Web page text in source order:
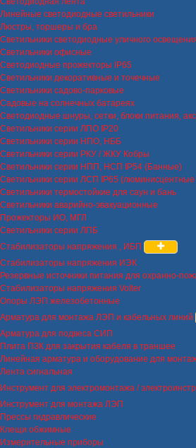
Линейные светодиодные светильники
Люстры, торшеры и бра
Светильники светодиодные уличного
Светильники офисные
Светодиодные прожекторы IP65
Светильники декоративные и точечные
Светильники садово-парковые
Садовые на солнечных батареях
Светодиодные шнуры, сетки, блоки питания,
Светильники серии ЛПО IP20
Светильники серии НПО, НББ
Светильники серии РКУ / ЖКУ Кобры
Светильники серии НПП, НСП IP54 (Банные)
Светильники серии ЛСП IP65
Светильники термостойкие для саун и бань
Светильники аварийно-эвакуационные
Прожекторы ИО, МГЛ
Светильники серии ЛПБ
Стабилизаторы напряжения , ИБП
Стабилизаторы напряжения ИЭК
Резервные источники питания для охранно-
Стабилизаторы напряжения Volter
Опоры ЛЭП железобетонные
Арматура для монтажа ЛЭП и кабельных линий
Арматура для подвеса СИП
Плита ПЗК для закрытия кабеля в траншее
Линейная арматура и оборудование для
Лента сигнальная
Инструмент для электромонтажа /
Инструмент для монтажа ЛЭП
Прессы гидравлические
Клещи обжимные
Измерительные приборы